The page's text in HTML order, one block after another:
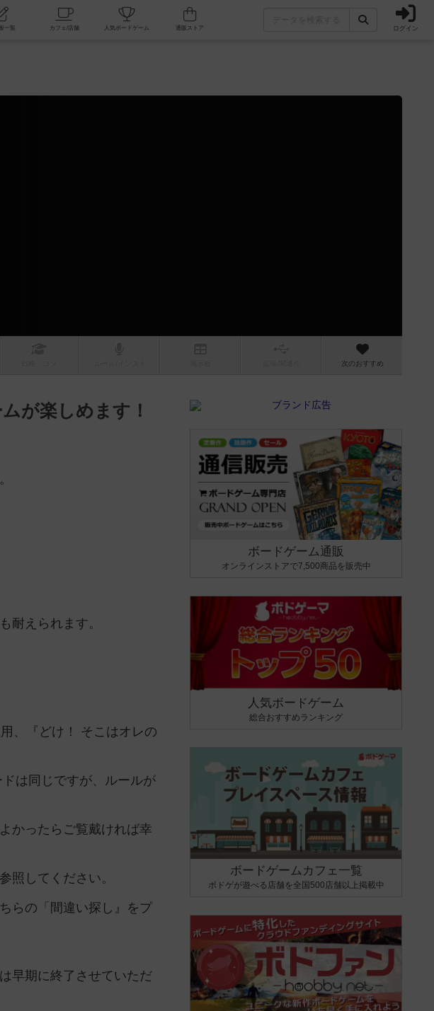
掲示板一覧 カフェ/店舗 人気ボードゲーム ログイン
次のおすすめ
が楽しめます！
耐えられます。
、『どけ！ そこはオレの
は同じですが、ルールが
かったらご覧戴ければ幸
照してください。
らの「間違い探し』をプ
早期に終了させていただ
ボードゲーム通販
オンラインストアで7,500商品を販売中
人気ボードゲーム
総合おすすめランキング
ボードゲームカフェ一覧
ボドゲが遊べる店舗を全国500店舗以上掲載中